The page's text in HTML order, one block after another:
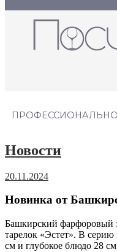
Новости
20.11.2024
Новинка от
Башкирский фарфоровый
тарелок «Эстет». В
см и глубокое блюдо 28